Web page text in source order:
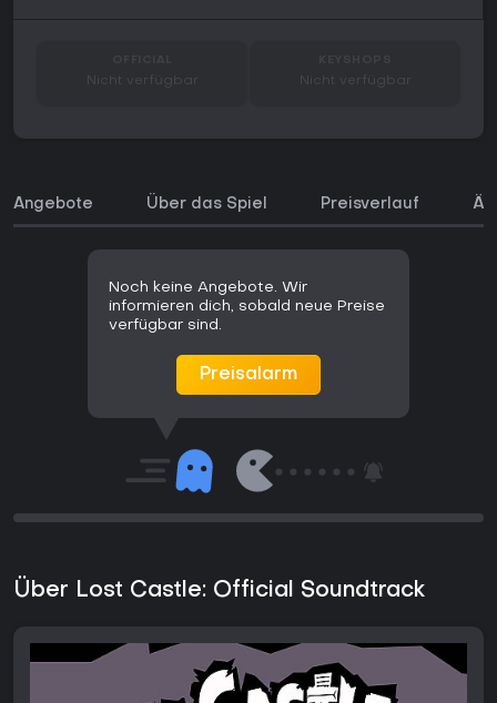
Nicht verfügbar Nicht verfügbar
Angebote Über das Spiel Preisverlauf
Noch keine Angebote. Wir
informieren dich, sobald neue Preise
verfügbar sind.
Preisalarm
Über Lost Castle: Official Soundtrack